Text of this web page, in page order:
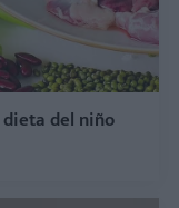
del niño